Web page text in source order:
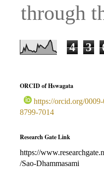
through
4 3
ORCID of Hswagata
https://orcid.org/
8799-7014
Research Gate Link
https://
/Sao-Dhammasami